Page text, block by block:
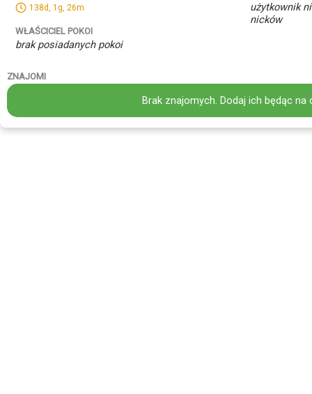
138d, 1g, 26m
WŁAŚCICIEL POKOI
brak posiadanych pokoi
użytkownik
nicków
ZNAJOMI
Brak znajomych. Dodaj ich będąc na